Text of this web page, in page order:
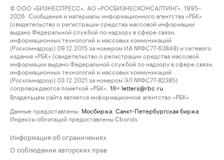
© ООО «БИЗНЕСПРЕСС», АО «РОСБИЗНЕСКОНСАЛТИНГ», 1995–
2026. Сообщения и материалы информационного агентства «РБК»
(свидетельство о регистрации средства массовой информации
выдано Федеральной службой по надзору в сфере связи,
информационных технологий и массовых коммуникаций
(Роскомнадзор) 09.12.2015 за номером ИА №ФС77-63848) и сетевого
издания «РБК» (свидетельство о регистрации средства массовой
информации выдано Федеральной службой по надзору в сфере связи,
информационных технологий и массовых коммуникаций
(Роскомнадзор) 03.12.2021 за номером ЭЛ №ФС77-82385)
сопровождаются пометкой «РБК».
18+ letters@rbc.ru
Владельцем сайта является информационное агентство «РБК».
Данные предоставлены: Мосбиржа Санкт-Петербургская биржа
Индексы облигаций предоставлены Cbonds.
Информация об ограничениях
О соблюдении авторских прав